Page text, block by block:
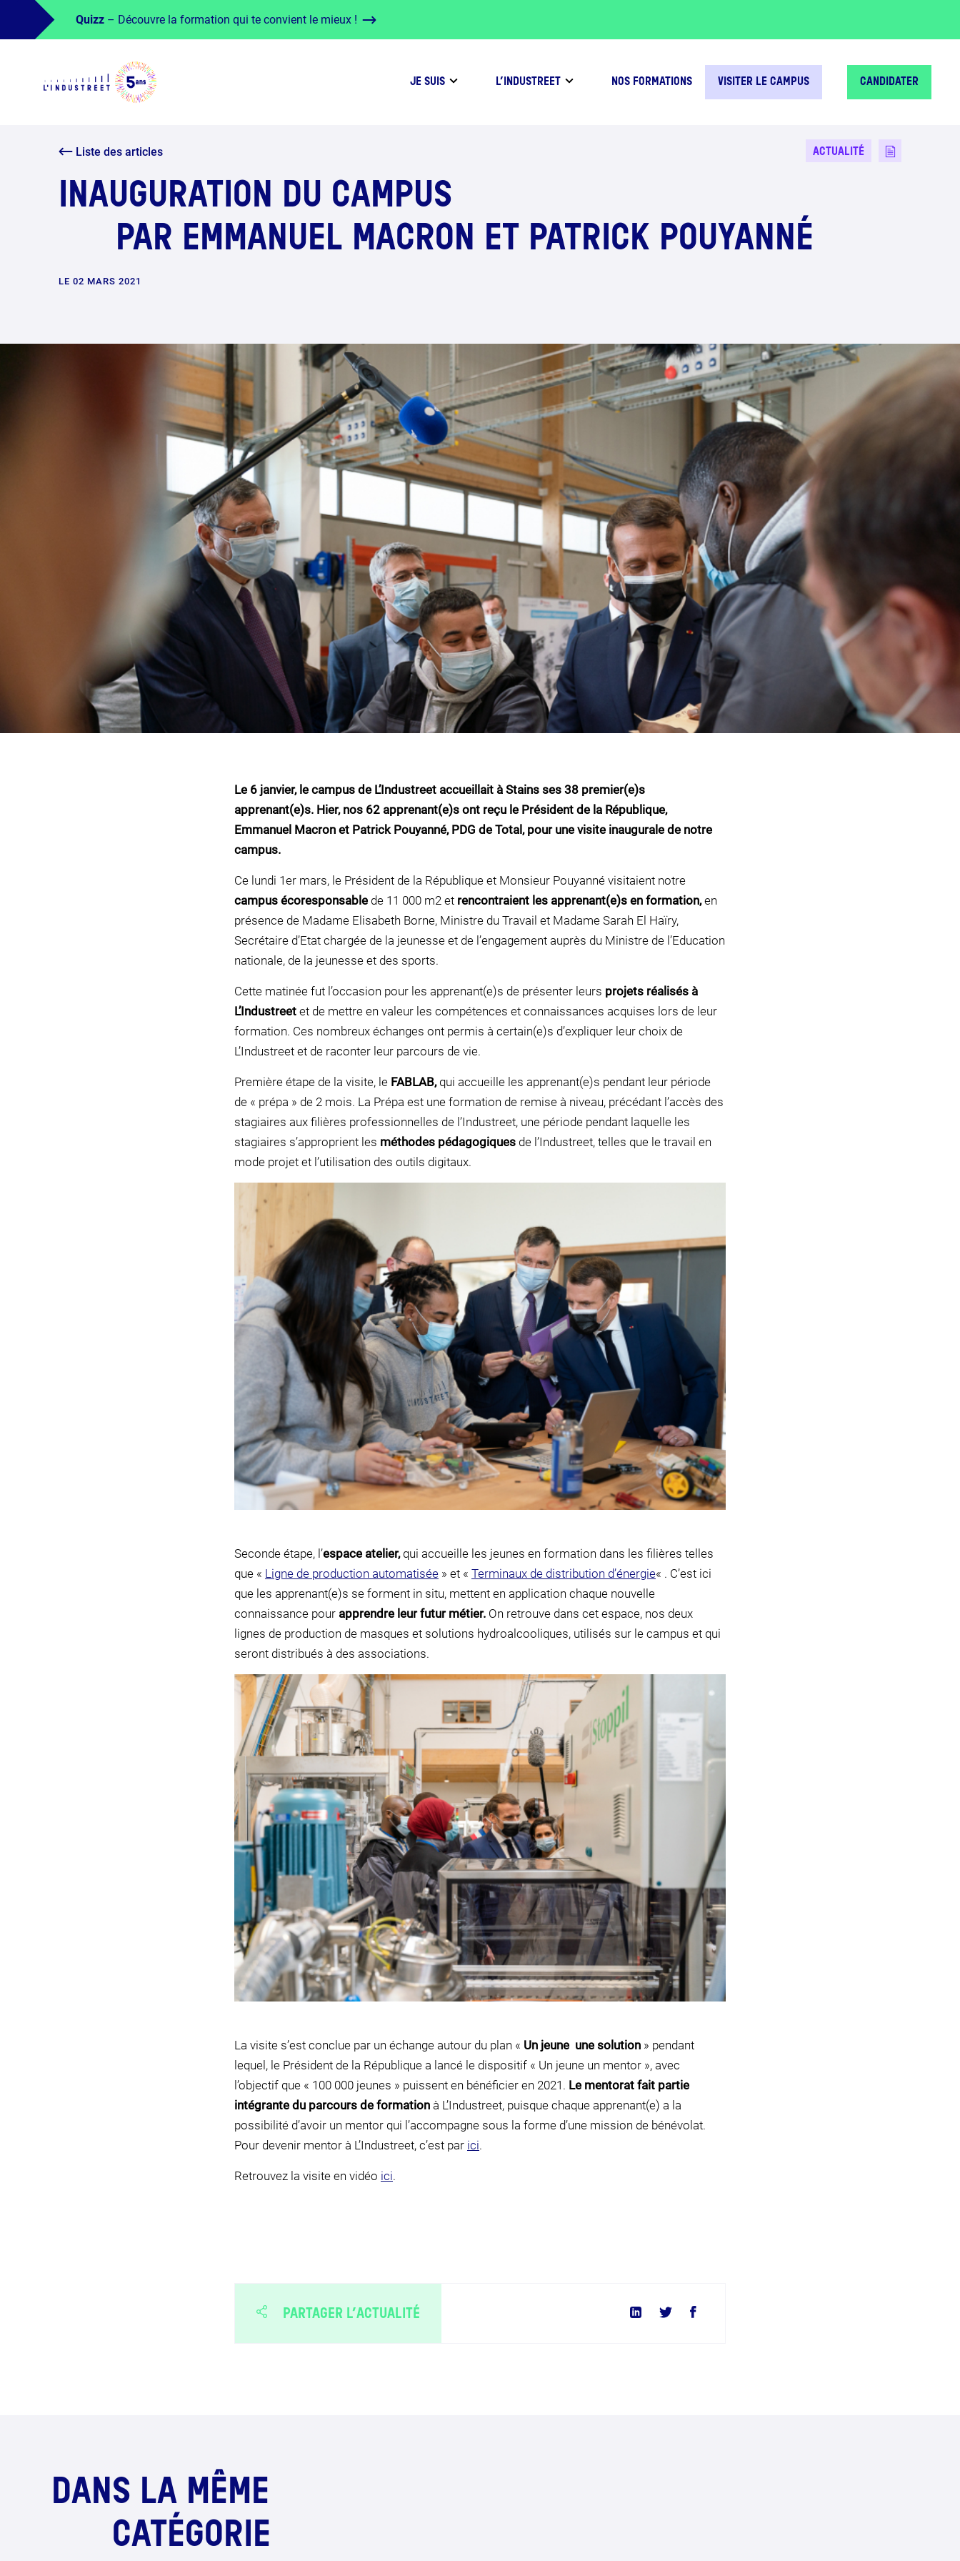
Quizz – Découvre la formation qui te convient le mieux !
JE SUIS L’INDUSTREET NOS FORMATIONS VISITER LE CAMPUS CANDIDATER
Liste des articles ACTUALITÉ
INAUGURATION DU CAMPUS
PAR EMMANUEL MACRON ET PATRICK POUYANNÉ
LE 02 MARS 2021
Le 6 janvier, le campus de L’Industreet accueillait à Stains ses 38 premier(e)s
apprenant(e)s. Hier, nos 62 apprenant(e)s ont reçu le Président de la République,
Emmanuel Macron et Patrick Pouyanné, PDG de Total, pour une visite inaugurale de notre
campus.
Ce lundi 1er mars, le Président de la République et Monsieur Pouyanné visitaient notre
campus écoresponsable de 11 000 m2 et rencontraient les apprenant(e)s en formation,en
présence de Madame Elisabeth Borne, Ministre du Travail et Madame Sarah El Haïry,
Secrétaire d’Etat chargée de la jeunesse et de l’engagement auprès du Ministre de l’Education
nationale, de la jeunesse et des sports.
Cette matinée fut l’occasion pour les apprenant(e)s de présenter leurs projets réalisés à
L’Industreet et de mettre en valeur les compétences et connaissances acquises lors de leur
formation. Ces nombreux échanges ont permis à certain(e)s d’expliquer leur choix de
L’Industreet et de raconter leur parcours de vie.
Première étape de la visite, le FABLAB,qui accueille les apprenant(e)s pendant leur période
de « prépa » de 2 mois. La Prépa est une formation de remise à niveau, précédant l’accès des
stagiaires aux filières professionnelles de l’Industreet, une période pendant laquelle les
stagiaires s’approprient les méthodes pédagogiques de l’Industreet, telles que le travail en
mode projet et l’utilisation des outils digitaux.
Seconde étape, l’espace atelier,qui accueille les jeunes en formation dans les filières telles
que « Ligne de production automatisée » et « Terminaux de distribution d’énergie« . C’est ici
que les apprenant(e)s se forment in situ, mettent en application chaque nouvelle
connaissance pour apprendre leur futur métier. On retrouve dans cet espace, nos deux
lignes de production de masques et solutions hydroalcooliques, utilisés sur le campus et qui
seront distribués à des associations.
La visite s’est conclue par un échange autour du plan « Un jeune une solution » pendant
lequel, le Président de la République a lancé le dispositif « Un jeune un mentor », avec
l’objectif que « 100 000 jeunes » puissent en bénéficier en 2021. Le mentorat fait partie
intégrante du parcours de formation à L’Industreet, puisque chaque apprenant(e) a la
possibilité d’avoir un mentor qui l’accompagne sous la forme d’une mission de bénévolat.
Pour devenir mentor à L’Industreet, c’est par ici.
Retrouvez la visite en vidéo ici.
PARTAGER L’ACTUALITÉ
DANS LA MÊME
CATÉGORIE